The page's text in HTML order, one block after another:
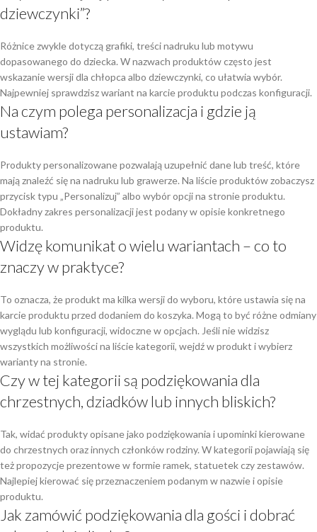
dziewczynki”?
Różnice zwykle dotyczą grafiki, treści nadruku lub motywu
dopasowanego do dziecka. W nazwach produktów często jest
wskazanie wersji dla chłopca albo dziewczynki, co ułatwia wybór.
Najpewniej sprawdzisz wariant na karcie produktu podczas konfiguracji.
Na czym polega personalizacja i gdzie ją
ustawiam?
Produkty personalizowane pozwalają uzupełnić dane lub treść, które
mają znaleźć się na nadruku lub grawerze. Na liście produktów zobaczysz
przycisk typu „Personalizuj” albo wybór opcji na stronie produktu.
Dokładny zakres personalizacji jest podany w opisie konkretnego
produktu.
Widzę komunikat o wielu wariantach – co to
znaczy w praktyce?
To oznacza, że produkt ma kilka wersji do wyboru, które ustawia się na
karcie produktu przed dodaniem do koszyka. Mogą to być różne odmiany
wyglądu lub konfiguracji, widoczne w opcjach. Jeśli nie widzisz
wszystkich możliwości na liście kategorii, wejdź w produkt i wybierz
warianty na stronie.
Czy w tej kategorii są podziękowania dla
chrzestnych, dziadków lub innych bliskich?
Tak, widać produkty opisane jako podziękowania i upominki kierowane
do chrzestnych oraz innych członków rodziny. W kategorii pojawiają się
też propozycje prezentowe w formie ramek, statuetek czy zestawów.
Najlepiej kierować się przeznaczeniem podanym w nazwie i opisie
produktu.
Jak zamówić podziękowania dla gości i dobrać